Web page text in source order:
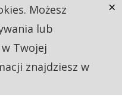
Możesz
lub
Twojej
znajdziesz w
×